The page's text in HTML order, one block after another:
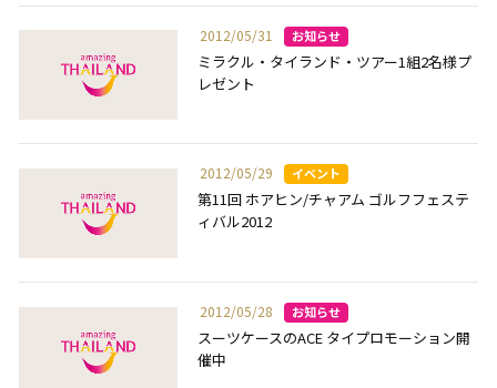
2012/05/31
ミラクル・タイランド・ツアー1組2名様プ
レゼント
2012/05/29
第11回 ホアヒン/チャアム ゴルフフェステ
ィバル2012
2012/05/28
スーツケースのACE タイプロモーション開
催中